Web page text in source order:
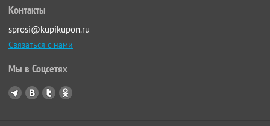
Контакты
sprosi@kupikupon.ru
Связаться с нами
Мы в Соцсетях